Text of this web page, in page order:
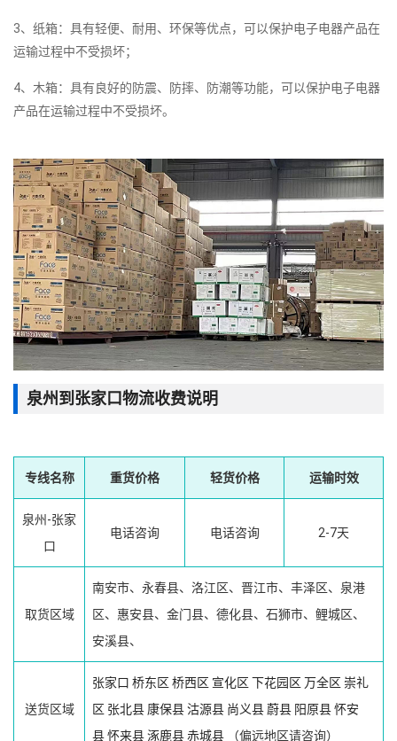
3、纸箱：具有轻便、耐用、环保等优点，可以保护电子电器产品在
运输过程中不受损坏；
4、木箱：具有良好的防震、防摔、防潮等功能，可以保护电子电器
产品在运输过程中不受损坏。
泉州到张家口物流收费说明
专线名称 重货价格 轻货价格 运输时效
泉州-张家
口
电话咨询 电话咨询 2-7天
取货区域
南安市、永春县、洛江区、晋江市、丰泽区、泉港
区、惠安县、金门县、德化县、石狮市、鲤城区、
安溪县、
送货区域
张家口 桥东区 桥西区 宣化区 下花园区 万全区 崇礼
区 张北县 康保县沽源县 尚义县蔚县 阳原县怀安
县怀来县涿鹿县赤城县 （偏远地区请咨询）